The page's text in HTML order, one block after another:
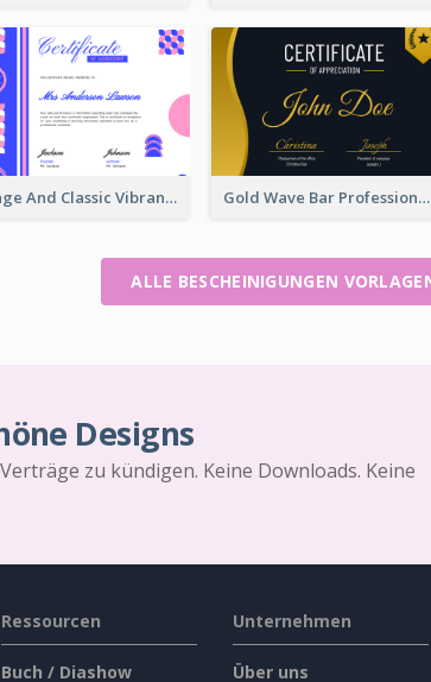
Vintage And Classic Vibrant Certificate Design Ideas Gold Wave Bar Professional Certificate of Appreciation
ALLE BESCHEINIGUNGEN
Designs
zu kündigen. Keine Downloads. Keine
Ressourcen
Buch / Diashow
Unternehmen
Über uns